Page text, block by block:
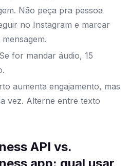
Não peça pra pessoa
no Instagram e marcar
for mandar áudio, 15
aumenta engajamento, mas
vez. Alterne entre texto
API vs.